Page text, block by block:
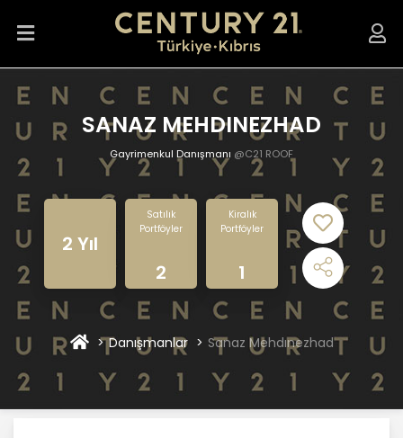
SANAZ MEHDINEZHAD
Gayrimenkul Danışmanı @C21 ROOF
2 Yıl
Satılık
Portföyler
2
Kiralık
Portföyler
1
Danışmanlar Sanaz Mehdınezhad